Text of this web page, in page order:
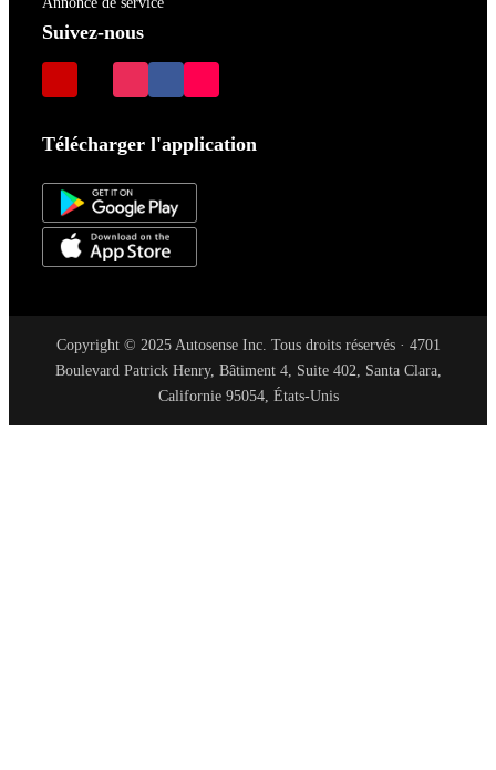
Suivez-nous
Télécharger l'application
Copyright © 2025 Autosense Inc. Tous droits réservés · 4701
Boulevard Patrick Henry, Bâtiment 4, Suite 402, Santa Clara,
Californie 95054, États-Unis